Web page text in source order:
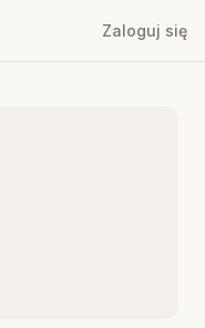
Zaloguj się